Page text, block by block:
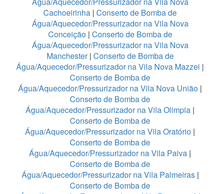
Cachoeirinha | Conserto de Bomba de
Água/Aquecedor/Pressurizador na Vila Nova
Conceição| Conserto de Bomba de
Água/Aquecedor/Pressurizador na Vila Nova
Manchester| Conserto de Bomba de
Água/Aquecedor/Pressurizador na Vila Nova Mazzei |
Conserto de Bomba de
Água/Aquecedor/Pressurizador na Vila Nova União |
Conserto de Bomba de
Água/Aquecedor/Pressurizador na Vila Olimpia |
Conserto de Bomba de
Água/Aquecedor/Pressurizador na Vila Oratório |
Conserto de Bomba de
Água/Aquecedor/Pressurizador na Vila Paiva |
Conserto de Bomba de
Água/Aquecedor/Pressurizador na Vila Palmeiras|
Conserto de Bomba de